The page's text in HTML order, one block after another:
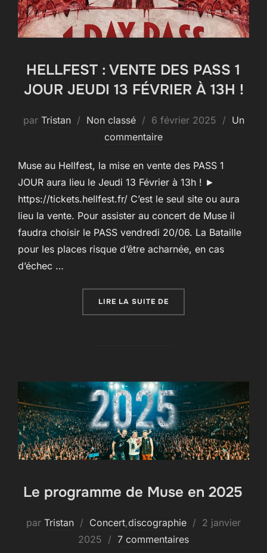
HELLFEST : VENTE DES PASS 1
JOUR JEUDI 13 FÉVRIER À 13H !
par Tristan Non classé
Publié
le
6 février 2025
Un
commentaire
Muse au Hellfest, la mise en vente des PASS 1
JOUR aura lieu le Jeudi 13 Février à 13h ! ►
https://tickets.hellfest.fr/ C’est le seul site ou aura
lieu la vente. Pour assister au concert de Muse il
faudra choisir le PASS vendredi 20/06. La Bataille
pour les places risque d’être acharnée, en cas
d’échec …
LIRE LA SUITE DE
Le programme de Muse en 2025
par Tristan Concert,discographie
Publié
2 janvier
2025
7 commentaires